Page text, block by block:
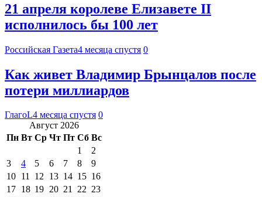
21 апреля королеве Елизавете II
исполнилось бы 100 лет
Российская Газета4 месяца спустя 0
Как живет Владимир Брынцалов после
потери миллиардов
ГлагоL4 месяца спустя 0
Август 2026
Пн Вт Ср Чт Пт Сб Вс
1
2
3
4 5 6 7 8
9
10 11 12 13 14 15 16
17 18 19 20 21 22 23